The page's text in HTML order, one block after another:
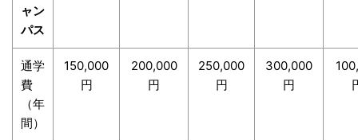
ャン
パス
通学
費
（年
間）
150,000
円
200,000
円
250,000
円
300,000
円